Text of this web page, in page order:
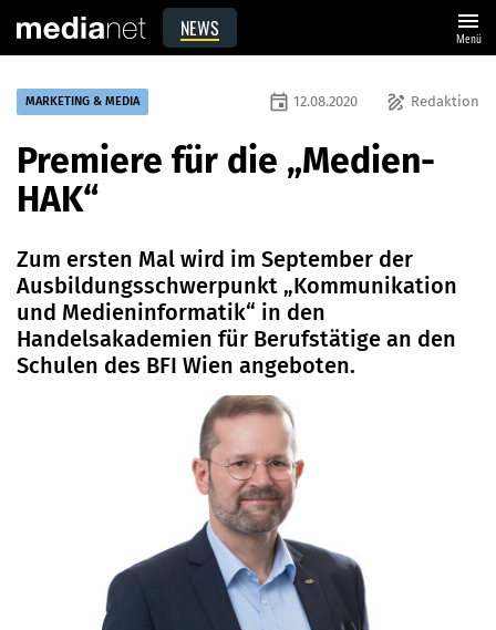
NEWS menu
Menü
MARKETING & MEDIA draw Redaktion
event 12.08.2020
Premiere für die „Medien-
HAK“
Zum ersten Mal wird im September der
Ausbildungsschwerpunkt „Kommunikation
und Medieninformatik“ in den
Handelsakademien für Berufstätige an den
Schulen des BFI Wien angeboten.